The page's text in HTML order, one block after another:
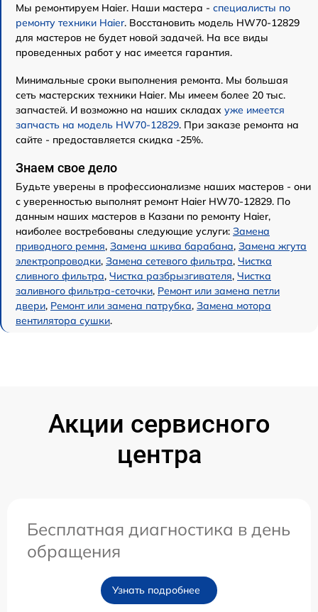
Мы ремонтируем Haier. Наши мастера - специалисты по
ремонту техники Haier. Восстановить модель HW70-12829
для мастеров не будет новой задачей. На все виды
проведенных работ у нас имеется гарантия.
Минимальные сроки выполнения ремонта. Мы большая
сеть мастерских техники Haier. Мы имеем более 20 тыс.
запчастей. И возможно на наших складах уже имеется
запчасть на модель HW70-12829. При заказе ремонта на
сайте - предоставляется скидка -25%.
Знаем свое дело
Будьте уверены в профессионализме наших мастеров - они
с уверенностью выполнят ремонт Haier HW70-12829. По
данным наших мастеров в Казани по ремонту Haier,
наиболее востребованы следующие услуги: Замена
приводного ремня, Замена шкива барабана, Замена жгута
электропроводки, Замена сетевого фильтра, Чистка
сливного фильтра, Чистка разбрызгивателя, Чистка
заливного фильтра-сеточки, Ремонт или замена петли
двери, Ремонт или замена патрубка, Замена мотора
вентилятора сушки.
Акции сервисного
центра
Бесплатная диагностика в день
обращения
Узнать подробнее